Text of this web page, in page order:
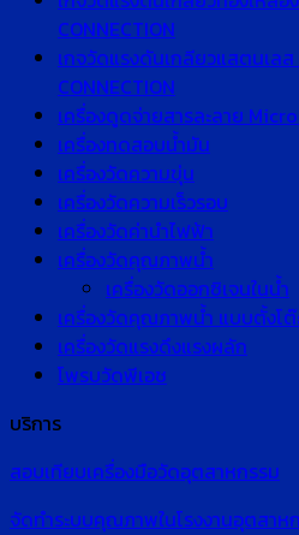
CONNECTION
เกจวัดแรงดันเกลียวแสตนเลส
CONNECTION
เครื่องดูดจ่ายสารละลาย
เครื่องทดสอบน้ำมัน
เครื่องวัดความขุ่น
เครื่องวัดความเร็วรอบ
เครื่องวัดค่านำไฟฟ้า
เครื่องวัดคุณภาพน้ำ
เครื่องวัดออกซิเจนในน้ำ
เครื่องวัดคุณภาพน้ำ แบบตั้งโต๊
เครื่องวัดแรงดึงแรงผลัก
โพรบวัดพีเอช
บริการ
สอบเทียบเครื่องมือวัดอุตสาหกรรม
จัดทำระบบคุณภาพในโรงงานอุตสาห